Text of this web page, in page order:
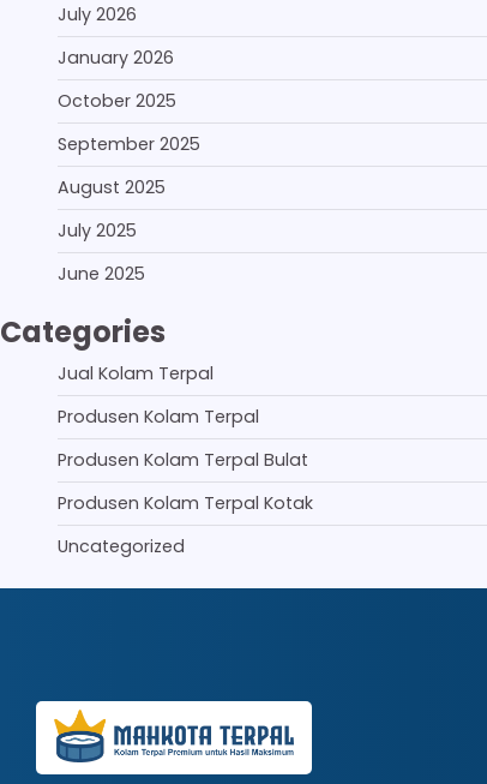
July 2026
January 2026
October 2025
September 2025
August 2025
July 2025
June 2025
Categories
Jual Kolam Terpal
Produsen Kolam Terpal
Produsen Kolam Terpal Bulat
Produsen Kolam Terpal Kotak
Uncategorized